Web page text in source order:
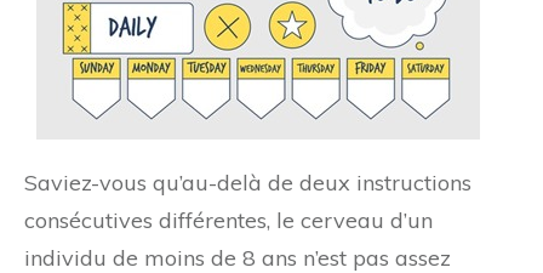
Saviez-vous qu’au-delà de deux instructions
consécutives différentes, le cerveau d’un
individu de moins de 8 ans n’est pas assez